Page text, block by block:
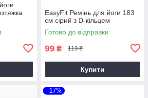
EasyFit Ремінь для йоги 183
см сірий з D-кільцем
Готово до відправки
99 ₴ 119 ₴
Купити
–17%